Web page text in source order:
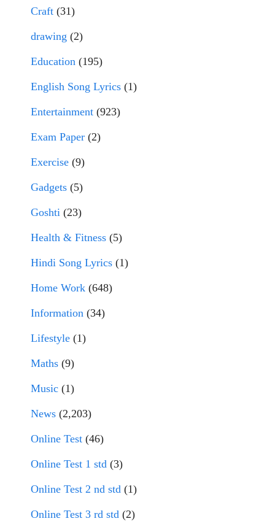
Craft (31)
drawing (2)
Education (195)
English Song Lyrics (1)
Entertainment (923)
Exam Paper (2)
Exercise (9)
Gadgets (5)
Goshti (23)
Health & Fitness (5)
Hindi Song Lyrics (1)
Home Work (648)
Information (34)
Lifestyle (1)
Maths (9)
Music (1)
News (2,203)
Online Test (46)
Online Test 1 std (3)
Online Test 2 nd std (1)
Online Test 3 rd std (2)